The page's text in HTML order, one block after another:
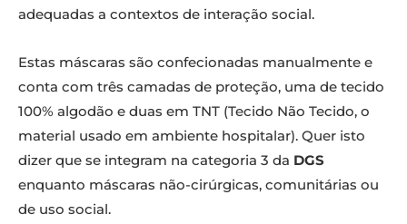
adequadas a contextos de interação social.
Estas máscaras são confecionadas manualmente e
conta com três camadas de proteção, uma de tecido
100% algodão e duas em TNT (Tecido Não Tecido, o
material usado em ambiente hospitalar). Quer isto
dizer que se integram na categoria 3 da DGS
enquanto máscaras não-cirúrgicas, comunitárias ou
de uso social.